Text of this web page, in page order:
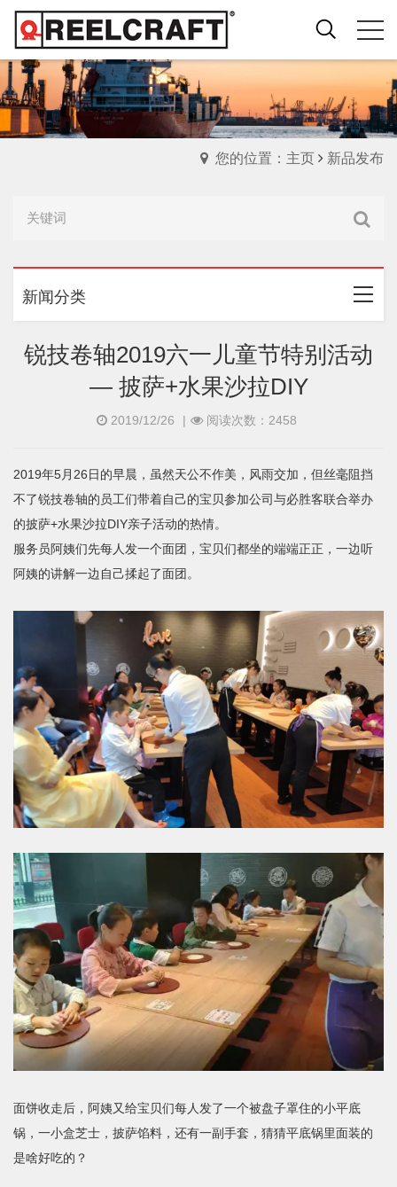
您的位置：主页 新品发布
新闻分类
锐技卷轴2019六一儿童节特别活动
— 披萨+水果沙拉DIY
2019/12/26 | 阅读次数：2458
2019年5月26日的早晨，虽然天公不作美，风雨交加，但丝毫阻挡
不了锐技卷轴的员工们带着自己的宝贝参加公司与必胜客联合举办
的披萨+水果沙拉DIY亲子活动的热情。
服务员阿姨们先每人发一个面团，宝贝们都坐的端端正正，一边听
阿姨的讲解一边自己揉起了面团。
面饼收走后，阿姨又给宝贝们每人发了一个被盘子罩住的小平底
锅，一小盒芝士，披萨馅料，还有一副手套，猜猜平底锅里面装的
是啥好吃的？